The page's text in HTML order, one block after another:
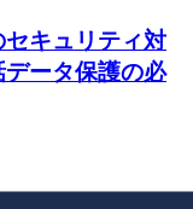
キュリティ対
ータ保護の必